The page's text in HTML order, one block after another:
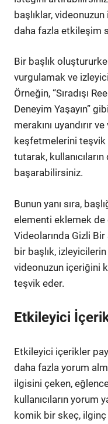
başlıklar,
daha fazla etkileşim
Bir başlık
vurgulamak ve
Örneğin, “Sıradışı
Deneyim Yaşayın”
merakını uyandırır
keşfetmelerini teşvik
tutarak,
başarabilirsiniz.
Bunun yanı sıra,
elementi eklemek de
Videolarında Gizli Bir
bir başlık, izleyicilerin
videonuzun içeriğini
teşvik eder.
Etkileyici
Etkileyici içerikler
daha fazla yorum
ilgisini çeken,
kullanıcıların yorum
komik bir skeç,